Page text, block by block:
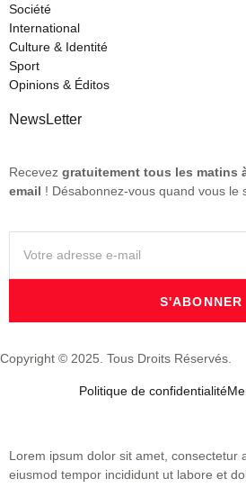
Société
International
Culture & Identité
Sport
Opinions & Éditos
NewsLetter
Recevez gratuitement tous les matins
email ! Désabonnez-vous quand vous le
S'ABONNER
Copyright © 2025. Tous Droits Réservés.
Politique de confidentialité
Lorem ipsum dolor sit amet, consectetur
eiusmod tempor incididunt ut labore et